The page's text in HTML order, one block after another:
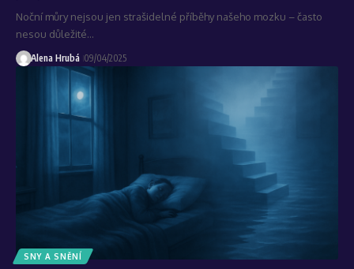
Noční můry nejsou jen strašidelné příběhy našeho mozku – často
nesou důležité…
Alena Hrubá 09/04/2025
SNY A SNĚNÍ